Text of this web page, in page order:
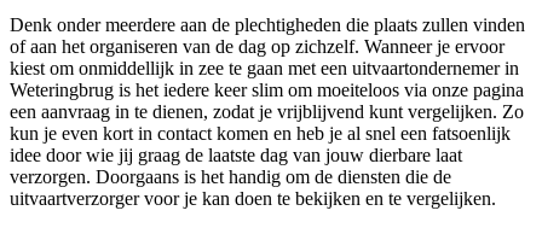
Denk onder meerdere aan de plechtigheden die plaats zullen vinden
of aan het organiseren van de dag op zichzelf. Wanneer je ervoor
kiest om onmiddellijk in zee te gaan met een uitvaartondernemer in
Weteringbrug is het iedere keer slim om moeiteloos via onze pagina
een aanvraag in te dienen, zodat je vrijblijvend kunt vergelijken. Zo
kun je even kort in contact komen en heb je al snel een fatsoenlijk
idee door wie jij graag de laatste dag van jouw dierbare laat
verzorgen. Doorgaans is het handig om de diensten die de
uitvaartverzorger voor je kan doen te bekijken en te vergelijken.